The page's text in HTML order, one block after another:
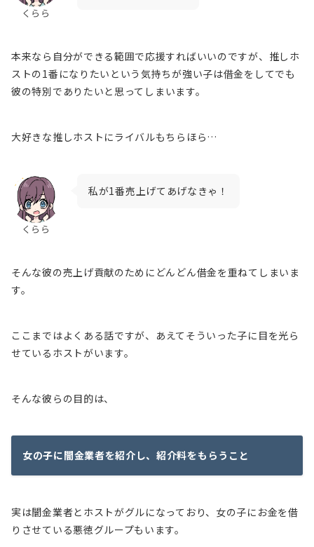
くらら
本来なら自分ができる範囲で応援すればいいのですが、推しホ
ストの1番になりたいという気持ちが強い子は借金をしてでも
彼の特別でありたいと 思って しまいます。
大好きな推しホストにライバルもちらほら…
くらら
私が1番売上げてあげなきゃ！
そんな彼の売上げ貢献のためにどんどん借金を重ねてしまいま
す。
ここまではよくある話ですが、
あえてそういった子に目を光ら
せているホストがいます。
そんな彼らの目的は、
女の子に闇金業者を紹介し、紹介料をもらうこと
実は闇金業者とホストがグルになっており、女の子にお金を借
りさせている悪徳グループもいます。